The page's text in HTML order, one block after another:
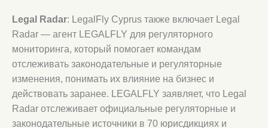
Legal Radar: LegalFly Cyprus также включает Legal
Radar — агент LEGALFLY для регуляторного
мониторинга, который помогает командам
отслеживать законодательные и регуляторные
изменения, понимать их влияние на бизнес и
действовать заранее. LEGALFLY заявляет, что Legal
Radar отслеживает официальные регуляторные и
законодательные источники в 70 юрисдикциях и